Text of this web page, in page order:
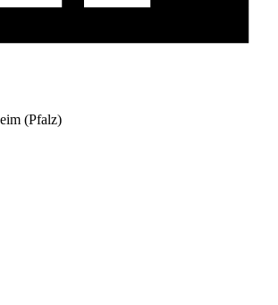
(Pfalz)